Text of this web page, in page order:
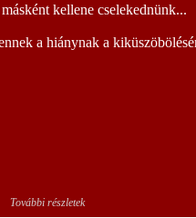
kellene cselekednünk...
a hiánynak a
További részletek